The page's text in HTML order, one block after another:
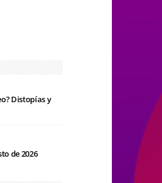
Distopías y
de 2026